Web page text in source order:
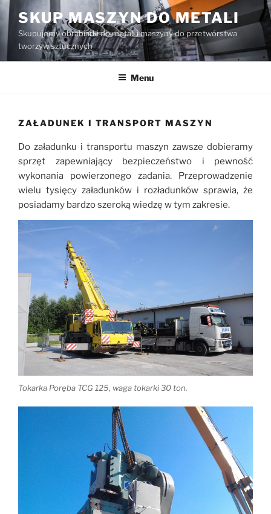
Przejdź
do
treści
SKUP MASZYN DO METALI
Skupujemy obrabiarki do metali i maszyny do przetwórstwa
tworzyw sztucznych
Menu
ZAŁADUNEK I TRANSPORT MASZYN
Do załadunku i transportu maszyn zawsze dobieramy
sprzęt zapewniający bezpieczeństwo i pewność
wykonania powierzonego zadania. Przeprowadzenie
wielu tysięcy załadunków i rozładunków sprawia, że
posiadamy bardzo szeroką wiedzę w tym zakresie.
Tokarka Poręba TCG 125, waga tokarki 30 ton.